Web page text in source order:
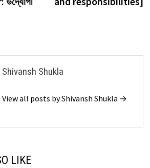
Shivansh Shukla
View all posts by Shivansh Shukla →
LIKE